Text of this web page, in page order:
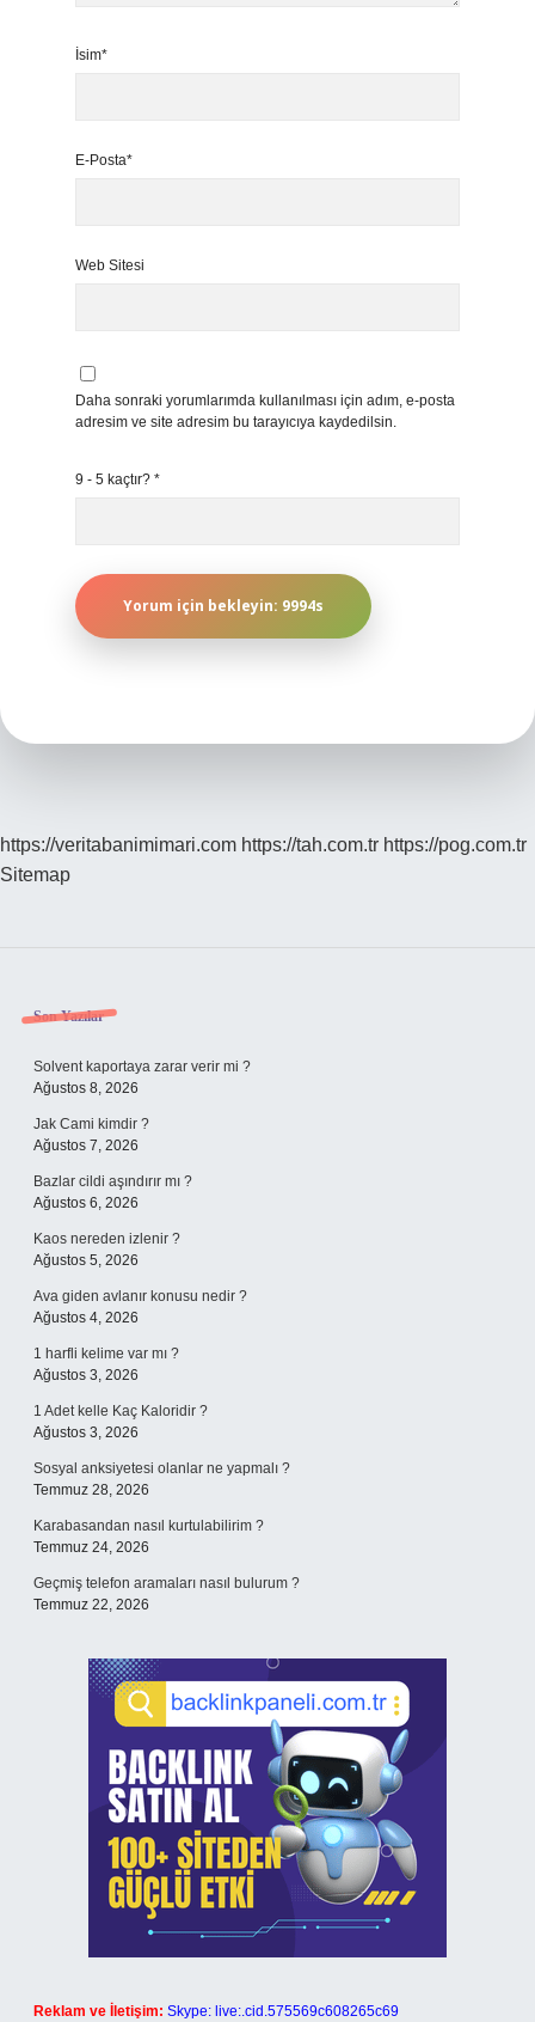
İsim*
E-Posta*
Web Sitesi
Daha sonraki yorumlarımda kullanılması için adım, e-posta
adresim ve site adresim bu tarayıcıya kaydedilsin.
9 - 5 kaçtır? *
https://veritabanimimari.com https://tah.com.tr https://pog.com.tr
Sitemap
Sidebar
Son Yazılar
Solvent kaportaya zarar verir mi ?
Ağustos 8, 2026
Jak Cami kimdir ?
Ağustos 7, 2026
Bazlar cildi aşındırır mı ?
Ağustos 6, 2026
Kaos nereden izlenir ?
Ağustos 5, 2026
Ava giden avlanır konusu nedir ?
Ağustos 4, 2026
1 harfli kelime var mı ?
Ağustos 3, 2026
1 Adet kelle Kaç Kaloridir ?
Ağustos 3, 2026
Sosyal anksiyetesi olanlar ne yapmalı ?
Temmuz 28, 2026
Karabasandan nasıl kurtulabilirim ?
Temmuz 24, 2026
Geçmiş telefon aramaları nasıl bulurum ?
Temmuz 22, 2026
Reklam ve İletişim: Skype: live:.cid.575569c608265c69